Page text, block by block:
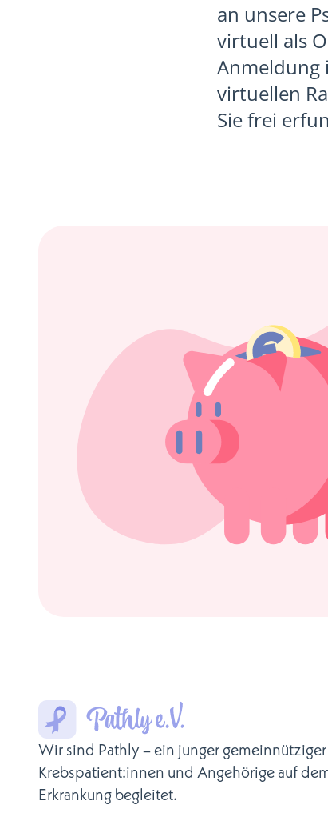
an unsere
virtuell als
Anmeldung
virtuellen
Sie frei
Wir sind Pathly – ein junger
Krebspatient:innen und Angehörige auf
Erkrankung begleitet.